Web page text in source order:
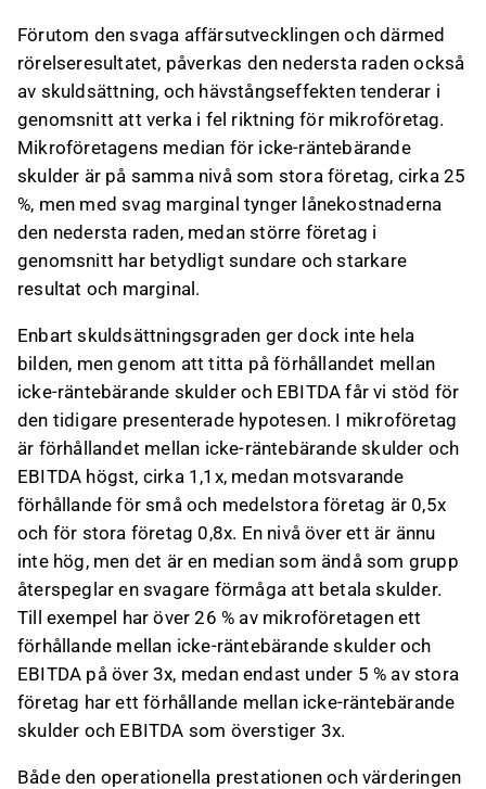
Förutom den svaga affärsutvecklingen och därmed
rörelseresultatet, påverkas den nedersta raden också
av skuldsättning, och hävstångseffekten tenderar i
genomsnitt att verka i fel riktning för mikroföretag.
Mikroföretagens median för icke-räntebärande
skulder är på samma nivå som stora företag, cirka 25
%, men med svag marginal tynger lånekostnaderna
den nedersta raden, medan större företag i
genomsnitt har betydligt sundare och starkare
resultat och marginal.
Enbart skuldsättningsgraden ger dock inte hela
bilden, men genom att titta på förhållandet mellan
icke-räntebärande skulder och EBITDA får vi stöd för
den tidigare presenterade hypotesen. I mikroföretag
är förhållandet mellan icke-räntebärande skulder och
EBITDA högst, cirka 1,1x, medan motsvarande
förhållande för små och medelstora företag är 0,5x
och för stora företag 0,8x. En nivå över ett är ännu
inte hög, men det är en median som ändå som grupp
återspeglar en svagare förmåga att betala skulder.
Till exempel har över 26 % av mikroföretagen ett
förhållande mellan icke-räntebärande skulder och
EBITDA på över 3x, medan endast under 5 % av stora
företag har ett förhållande mellan icke-räntebärande
skulder och EBITDA som överstiger 3x.
Både den operationella prestationen och värderingen